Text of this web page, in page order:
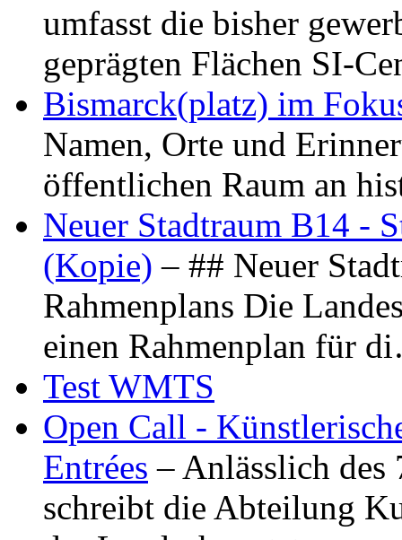
umfasst die bisher
geprägten Flächen SI-
Bismarck(platz) im
Namen, Orte und
öffentlichen Raum an
Neuer Stadtraum B14 -
(Kopie) – ## Neuer
Rahmenplans Die
einen Rahmenplan für
Test WMTS
Open Call -
Entrées – Anlässlich
schreibt die Abteilung